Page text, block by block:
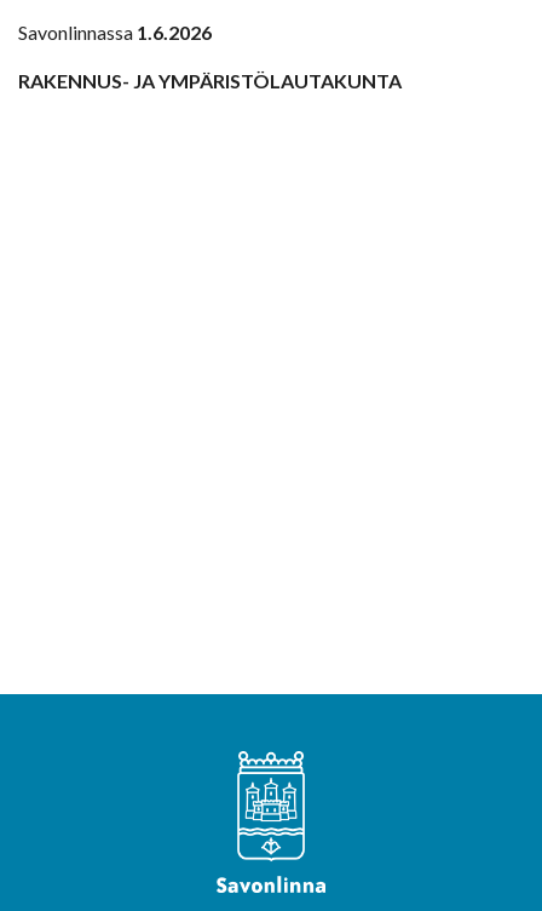
Savonlinnassa 1.6.2026
RAKENNUS- JA YMPÄRISTÖLAUTAKUNTA